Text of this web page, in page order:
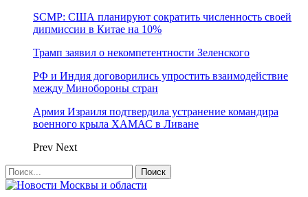
SCMP: США планируют сократить численность своей
дипмиссии в Китае на 10%
Трамп заявил о некомпетентности Зеленского
РФ и Индия договорились упростить взаимодействие
между Минобороны стран
Армия Израиля подтвердила устранение командира
военного крыла ХАМАС в Ливане
Prev Next